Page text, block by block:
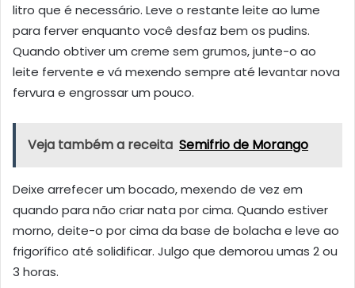
litro que é necessário. Leve o restante leite ao lume
para ferver enquanto você desfaz bem os pudins.
Quando obtiver um creme sem grumos, junte-o ao
leite fervente e vá mexendo sempre até levantar nova
fervura e engrossar um pouco.
Veja também a receita Semifrio de Morango
Deixe arrefecer um bocado, mexendo de vez em
quando para não criar nata por cima. Quando estiver
morno, deite-o por cima da base de bolacha e leve ao
frigorífico até solidificar. Julgo que demorou umas 2 ou
3 horas.